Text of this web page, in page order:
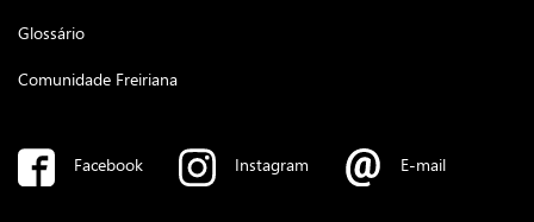
Glossário
Comunidade Freiriana
Facebook Instagram E-mail